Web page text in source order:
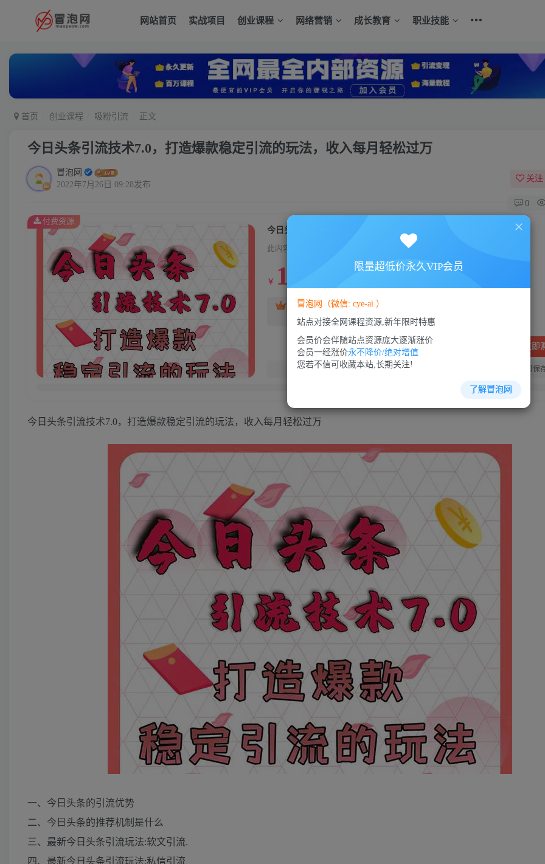
网站首页 实战项目 创业课程 网络营销 成长教育 职业技能
首页 创业课程 吸粉引流 正文
今日头条引流技术7.0，打造爆款稳定引流的玩法，收入每月轻松过万
冒泡网
2022年7月26日 09:28发布
关注
0
今日头条引流技术7.0，打造爆款稳定引流的玩法，收入每月轻松过万
此内容为付费资源，请付费后查看
￥ 10
VIP会员 免费 SVIP会员
免费
立即
您当前未登录！建议登陆后购买，可保
付费资源
今日头条引流技术7.0，打造爆款稳定引流的玩法，收入每月轻松过万
一、今日头条的引流优势
二、今日头条的推荐机制是什么
三、最新今日头条引流玩法:软文引流.
四、最新今日头条引流玩法:私信引流
限量超低价永久VIP会员
冒泡网（微信: cye-ai ）
站点对接全网课程资源,新年限时特惠
会员价会伴随站点资源庞大逐渐涨价
会员一经涨价永不降价/绝对增值
您若不信可收藏本站,长期关注!
了解冒泡网